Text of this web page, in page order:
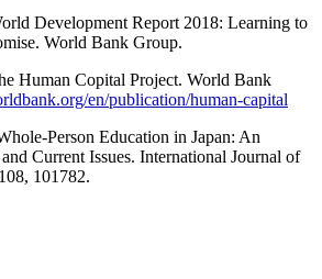
Development Report 2018: Learning to
World Bank Group.
Human Copital Project. World Bank
en/publication/human-capital
Person Education in Japan: An
Current Issues. International Journal of
101782.